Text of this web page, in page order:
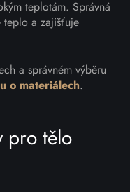
teplotám. Správná
teplo a zajišťuje
a správném výběru
o materiálech.
pro tělo